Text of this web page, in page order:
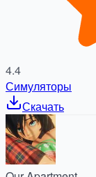
4.4
Симуляторы
Скачать